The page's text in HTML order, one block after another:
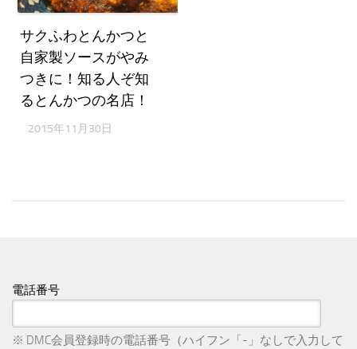
サクふわとんかつと
自家製ソースがやみ
つきに！知る人ぞ知
るとんかつの名店！
2015年11月30日
電話番号
※ DMC会員登録時の電話番号（ハイフン「-」なしで入力して